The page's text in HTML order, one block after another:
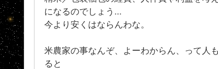
になるのでしょう...
今より安くはならんわな。
米農家の事なんぞ、よーわからん、って人
ると